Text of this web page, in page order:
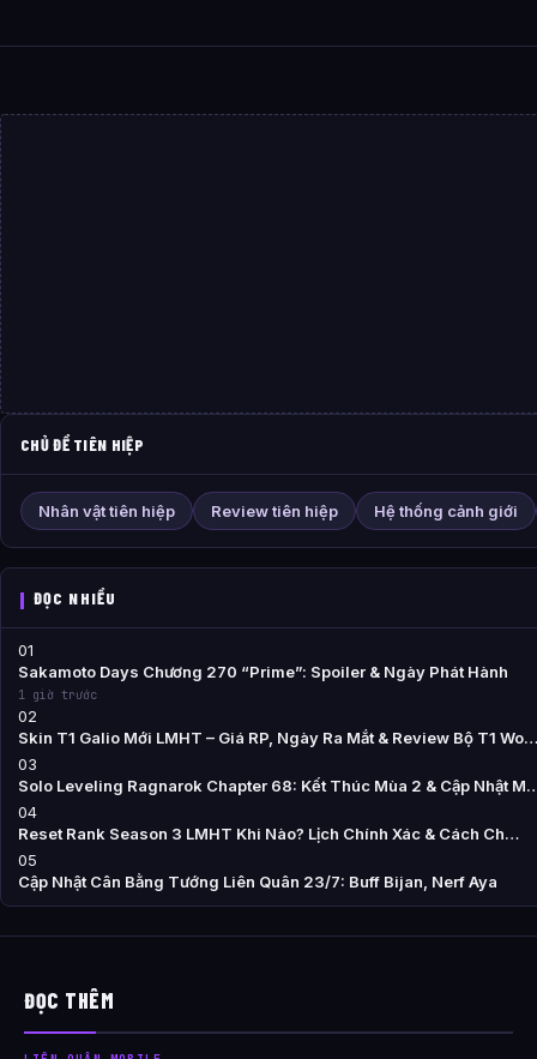
CHỦ ĐỀ TIÊN HIỆP
Nhân vật tiên hiệp Review tiên hiệp Hệ thống cảnh giới
ĐỌC NHIỀU
01
Sakamoto Days Chương 270 “Prime”: Spoiler & Ngày Phát Hành
1 giờ trước
02
Skin T1 Galio Mới LMHT – Giá RP, Ngày Ra Mắt & Review Bộ T1 Wo…
03
Solo Leveling Ragnarok Chapter 68: Kết Thúc Mùa 2 & Cập Nhật
04
Reset Rank Season 3 LMHT Khi Nào? Lịch Chính Xác & Cách Ch…
05
Cập Nhật Cân Bằng Tướng Liên Quân 23/7: Buff Bijan, Nerf Aya
ĐỌC THÊM